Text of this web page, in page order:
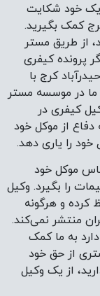
خود شکایت
کمک بگیرید.
از طریق مستر
کنید. پس اگر پرونده کیفری
کرج با
مشاوره ما در موسسه مستر
کیفری در
از موکل خود
خود را یاری دهد.
موکل خود
را بگیرد. وکیل
کرده و هرگونه
منتشر نمی‌کند.
به ما کمک
از حق خود
از یک وکیل